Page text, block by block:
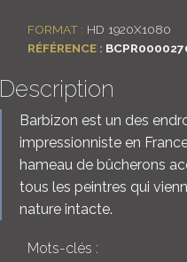
FORMAT : HD 1920X1080
RÉFÉRENCE :
Description
Barbizon est un des
impressionniste en
hameau de bûcherons
tous les peintres qui
nature intacte.
Mots-clés :